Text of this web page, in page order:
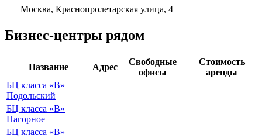
Москва, Краснопролетарская улица, 4
Бизнес-центры рядом
Название Адрес
Свободные
офисы
Стоимость
аренды
БЦ класса «B»
Подольский
БЦ класса «B»
Нагорное
БЦ класса «B»